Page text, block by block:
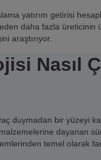
yatırım getirisi
daha fazla üreticinin
araştırıyor.
Nasıl
duymadan bir yüzeyi
dayanan
temel olarak